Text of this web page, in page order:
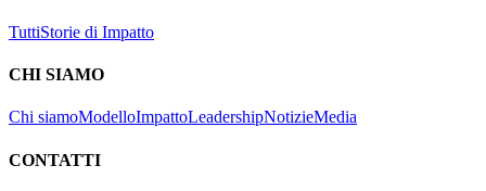
TuttiStorie di Impatto
CHI SIAMO
Chi siamoModelloImpattoLeadershipNotizieMedia
CONTATTI